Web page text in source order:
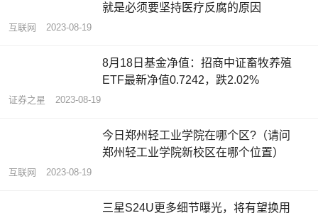
就是必须要坚持医疗反腐的原因
互联网 2023-08-19
8月18日基金净值：招商中证畜牧养殖
ETF最新净值0.7242，跌2.02%
证券之星 2023-08-19
今日郑州轻工业学院在哪个区?（请问
郑州轻工业学院新校区在哪个位置）
互联网 2023-08-19
三星S24U更多细节曝光，将有望换用